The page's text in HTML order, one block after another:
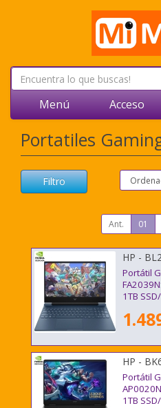
Menú Acceso
Portatiles
Filtro
Ant. 01
HP -
Portátil
1TB
HP -
Portátil
1TB